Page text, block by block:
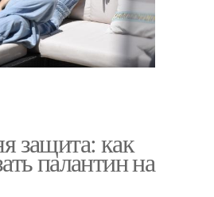
защита: как
палантин на